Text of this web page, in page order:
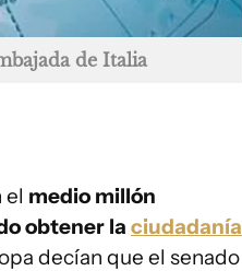
de Italia
el medio millón
obtener la ciudadanía
decían que el senado